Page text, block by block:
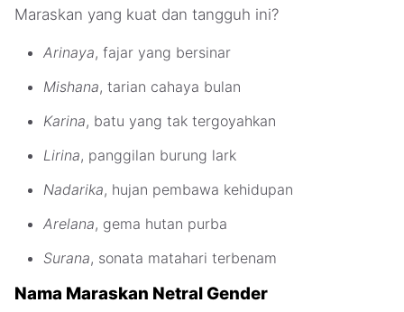
Maraskan yang kuat dan tangguh ini?
Arinaya, fajar yang bersinar
Mishana, tarian cahaya bulan
Karina, batu yang tak tergoyahkan
Lirina, panggilan burung lark
Nadarika, hujan pembawa kehidupan
Arelana, gema hutan purba
Surana, sonata matahari terbenam
Nama Maraskan Netral Gender